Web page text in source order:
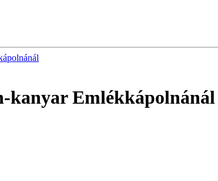
kanyar Emlékkápolnánál